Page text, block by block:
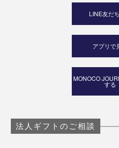
LINE友だ
アプリで
MONOCO
する
法人ギフトのご相談